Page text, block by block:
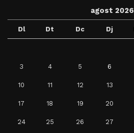
agost 2026
Dl Dt Dc Dj
3 4 5 6
10 11 12 13
17 18 19 20
24 25 26 27